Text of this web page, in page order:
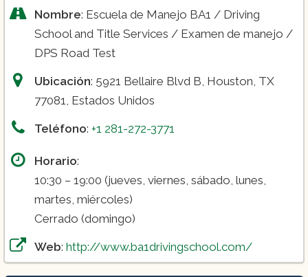
Nombre: Escuela de Manejo BA1 / Driving
School and Title Services / Examen de manejo /
DPS Road Test
Ubicación: 5921 Bellaire Blvd B, Houston, TX
77081, Estados Unidos
Teléfono: +1 281-272-3771
Horario:
10:30 – 19:00 (jueves, viernes, sábado, lunes,
martes, miércoles)
Cerrado (domingo)
Web: http://www.ba1drivingschool.com/